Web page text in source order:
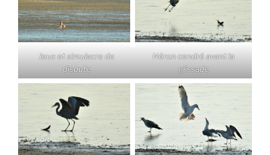
Jeux et simulacre de
dispute
Héron cendré avant la
glissade